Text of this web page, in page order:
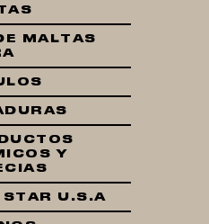
MALTAS
Y
STAR U.S.A